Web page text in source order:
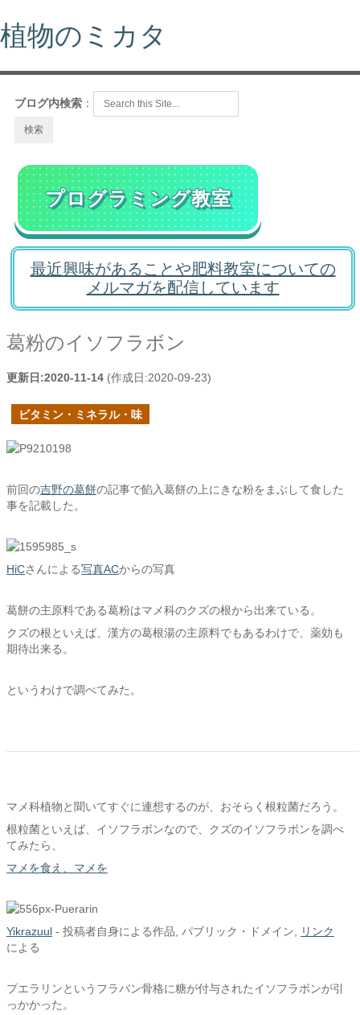
植物のミカタ
ブログ内検索 ：
プログラミング教室
最近興味があることや肥料教室についての
メルマガを配信しています
葛粉のイソフラボン
更新日:2020-11-14 (作成日:2020-09-23)
ビタミン・ミネラル・味
前回の吉野の葛餅の記事で餡入葛餅の上にきな粉をまぶして食した
事を記載した。
HiCさんによる写真ACからの写真
葛餅の主原料である葛粉はマメ科のクズの根から出来ている。
クズの根といえば、漢方の葛根湯の主原料でもあるわけで、薬効も
期待出来る。
というわけで調べてみた。
マメ科植物と聞いてすぐに連想するのが、おそらく根粒菌だろう。
根粒菌といえば、イソフラボンなので、クズのイソフラボンを調べ
てみたら、
マメを食え、マメを
Yikrazuul - 投稿者自身による作品 , パブリック・ドメイン,
リンク
による
プエラリンというフラバン骨格に糖が付与されたイソフラボンが引
っかかった。